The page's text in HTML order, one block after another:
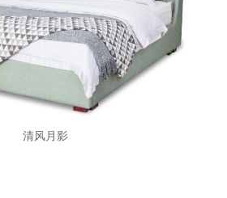
清风月影